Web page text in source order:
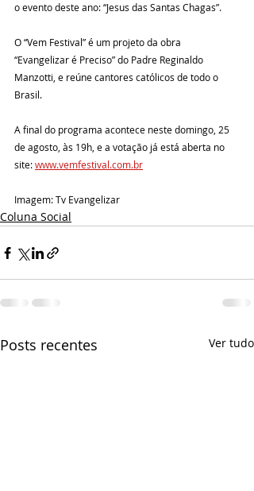
o evento deste ano: “Jesus das Santas Chagas”.
O “Vem Festival” é um projeto da obra
“Evangelizar é Preciso” do Padre Reginaldo
Manzotti, e reúne cantores católicos de todo o
Brasil.
A final do programa acontece neste domingo, 25
de agosto, às 19h, e a votação já está aberta no
site: www.vemfestival.com.br
Imagem: Tv Evangelizar
Coluna Social
Posts recentes Ver tudo